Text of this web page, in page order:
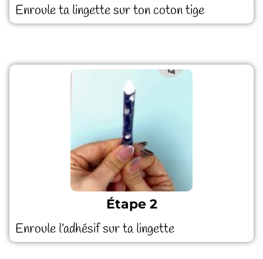
Enroule ta lingette sur ton coton tige
Étape 2
Enroule l’adhésif sur ta lingette